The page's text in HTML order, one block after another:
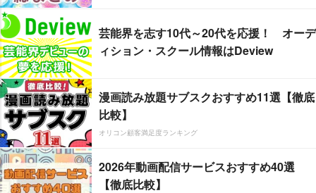
芸能界を志す10代～20代を応援！ オーデ
ィション・スクール情報はDeview
漫画読み放題サブスクおすすめ11選【徹底
比較】
オリコン顧客満足度ランキング
2026年動画配信サービスおすすめ40選
【徹底比較】